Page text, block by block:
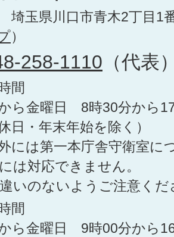
玉県川口市青木2丁目1
）
258-1110 （代表
間
から金曜日 8時30分から
日・年末年始を除く）
には第一本庁舎守衛室に
は対応できません。
いのないようご注意くだ
間
から金曜日 9時00分から